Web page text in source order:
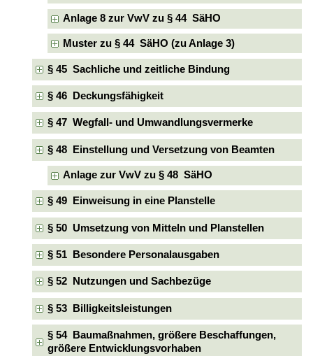
Anlage 8 zur VwV zu § 44 SäHO
Muster zu § 44 SäHO (zu Anlage 3)
§ 45 Sachliche und zeitliche Bindung
§ 46 Deckungsfähigkeit
§ 47 Wegfall- und Umwandlungsvermerke
§ 48 Einstellung und Versetzung von Beamten
Anlage zur VwV zu § 48 SäHO
§ 49 Einweisung in eine Planstelle
§ 50 Umsetzung von Mitteln und Planstellen
§ 51 Besondere Personalausgaben
§ 52 Nutzungen und Sachbezüge
§ 53 Billigkeitsleistungen
§ 54 Baumaßnahmen, größere Beschaffungen,
größere Entwicklungsvorhaben